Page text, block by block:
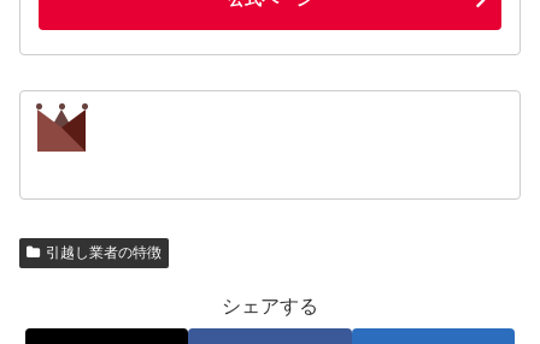
引越し業者の特徴
シェアする